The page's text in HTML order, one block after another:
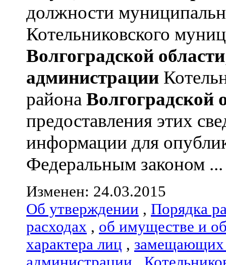
должности
Котельниковского
Волгоградской области
администрации
района Волгоградской
предоставления этих
информации для
Федеральным законом ...
Изменен: 24.03.2015
Об утверждении , Порядка
расходах , об имуществе и
характера лиц , замещающих